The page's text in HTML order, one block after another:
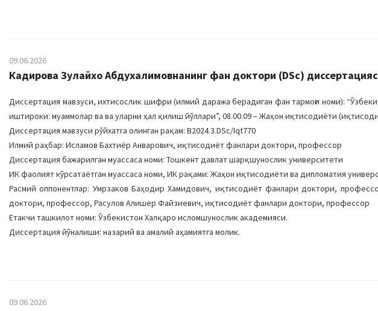
09.06.2026
Кадирова Зулайхо Абдухалимовнанинг фан доктори (DSc)
Диссертация мавзуси, ихтисослик шифри (илмий даража берадиган фан тармоғи номи):
иштироки: муаммолар ва ва уларни ҳал қилиш йўллари”, 08.00.09 – Жаҳон иқтисодиёти
Диссертация мавзуси рўйхатга олинган рақам: В2024.3.DSc/Iqt770
Илмий раҳбар: Исламов Бахтиёр Анварович, иқтисодиёт фанлари доктори, профессор
Диссертация бажарилган муассаса номи: Тошкент давлат шарқшунослик университети
ИК фаолият кўрсатаётган муассаса номи, ИК рақами: Жаҳон иқтисодиёти ва дипломатия
Расмий оппонентлар: Умрзаков Баҳодир Хамидович, иқтисодиёт фанлари доктори,
доктори, профессор, Расулов Алишер Файзиевич, иқтисодиёт фанлари доктори, профессор
Етакчи ташкилот номи: Ўзбекистон Халқаро исломшунослик академияси.
Диссертация йўналиши: назарий ва амалий аҳамиятга молик.
09.06.2026